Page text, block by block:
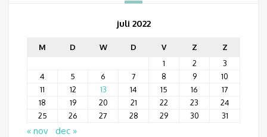
juli 2022
M D W D V Z
Z
1
2
3
4
5 6 7 8 9
10
11
12 13 14 15 16
17
18
19 20 21 22 23
24
25
26 27 28 29 30 31
« nov dec »